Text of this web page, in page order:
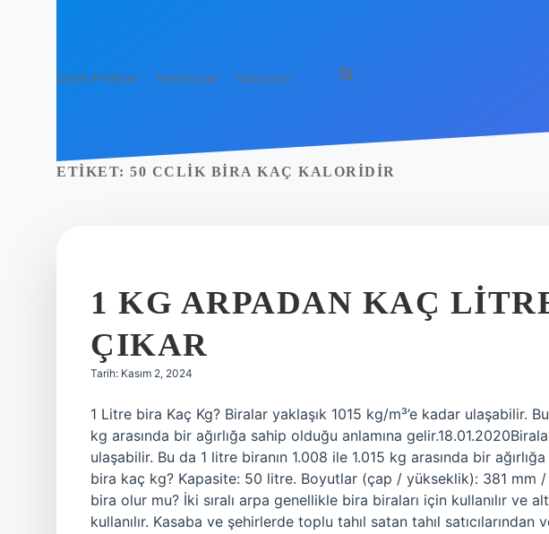
Gizlilik Politikası Hakkımızda Yasal Uyarı
ETIKET: 50 CCLIK BIRA KAÇ KALORIDIR
1 KG ARPADAN KAÇ
ÇIKAR
Tarih: Kasım 2, 2024
1 Litre bira Kaç Kg? Biralar yaklaşık 1015 kg/m³’e kadar ulaşabilir.
kg arasında bir ağırlığa sahip olduğu anlamına
ulaşabilir. Bu da 1 litre biranın 1.008 ile 1.015 kg arasında bir
bira kaç kg? Kapasite: 50 litre. Boyutlar (çap / yükseklik): 381 mm /
bira olur mu? İki sıralı arpa genellikle bira biraları için kullanılır ve
kullanılır. Kasaba ve şehirlerde toplu tahıl satan tahıl satıcılarından